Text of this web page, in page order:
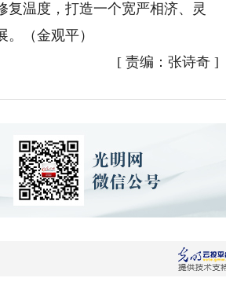
温度，打造一个宽严相济、灵
（金观平）
[ 责编：张诗奇]